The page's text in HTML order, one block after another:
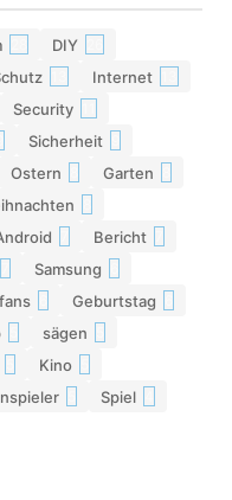
DIY
Internet
Security
Sicherheit
Ostern Garten
Bericht
Samsung
Geburtstag
sägen
Kino
Spiel